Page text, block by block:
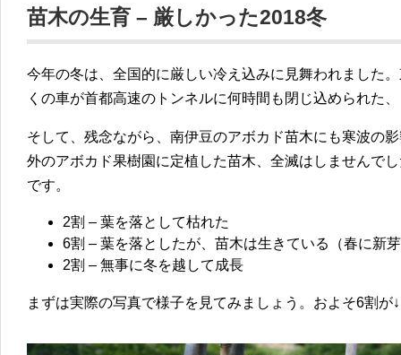
苗木の生育 – 厳しかった2018冬
今年の冬は、全国的に厳しい冷え込みに見舞われました
くの車が首都高速のトンネルに何時間も閉じ込められた
そして、残念ながら、南伊豆のアボカド苗木にも寒波の
外のアボカド果樹園に定植した苗木、全滅はしませんで
です。
2割 – 葉を落として枯れた
6割 – 葉を落としたが、苗木は生きている（春に新
2割 – 無事に冬を越して成長
まずは実際の写真で様子を見てみましょう。およそ6割が